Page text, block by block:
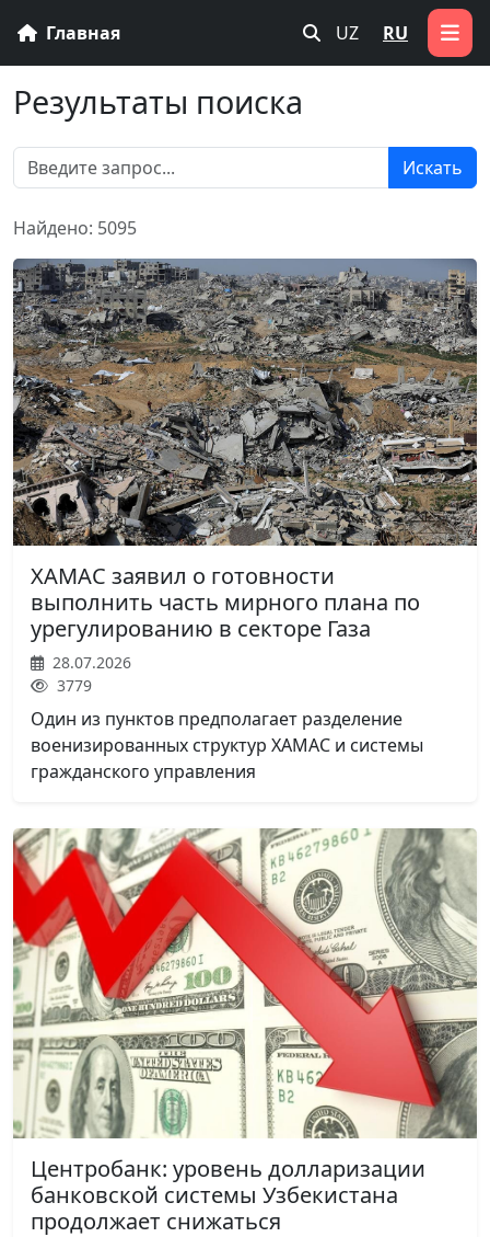
Главная UZ RU
Результаты поиска
Искать
Найдено: 5095
ХАМАС заявил о готовности
выполнить часть мирного плана по
урегулированию в секторе Газа
28.07.2026
3779
Один из пунктов предполагает разделение
военизированных структур ХАМАС и системы
гражданского управления
Центробанк: уровень долларизации
банковской системы Узбекистана
продолжает снижаться